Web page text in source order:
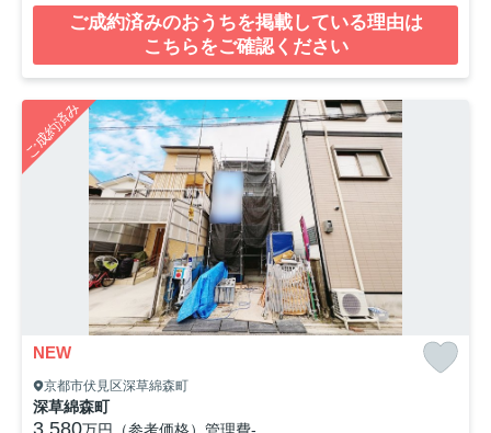
ご成約済みのおうちを掲載している理由は
こちらをご確認ください
ご成約済み
NEW
京都市伏見区深草綿森町
深草綿森町